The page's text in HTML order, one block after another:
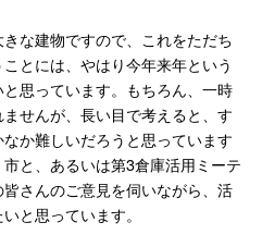
な建物ですので、これをただち
とには、やはり今年来年という
思っています。もちろん、一時
せんが、長い目で考えると、す
か難しいだろうと思っています
と、あるいは第3倉庫活用ミーテ
さんのご意見を伺いながら、活
と思っています。